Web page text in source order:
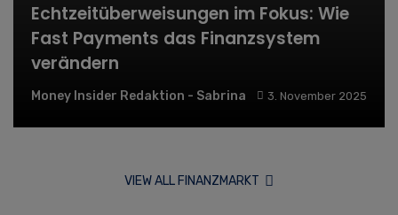
Echtzeitüberweisungen im Fokus: Wie
Fast Payments das Finanzsystem
verändern
Money Insider Redaktion - Sabrina 3. November 2025
VIEW ALL FINANZMARKT